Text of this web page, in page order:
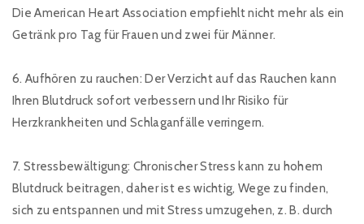
Die American Heart Association empfiehlt nicht mehr als ein
Getränk pro Tag für Frauen und zwei für Männer.
6. Aufhören zu rauchen: Der Verzicht auf das Rauchen kann
Ihren Blutdruck sofort verbessern und Ihr Risiko für
Herzkrankheiten und Schlaganfälle verringern.
7. Stressbewältigung: Chronischer Stress kann zu hohem
Blutdruck beitragen, daher ist es wichtig, Wege zu finden,
sich zu entspannen und mit Stress umzugehen, z. B. durch